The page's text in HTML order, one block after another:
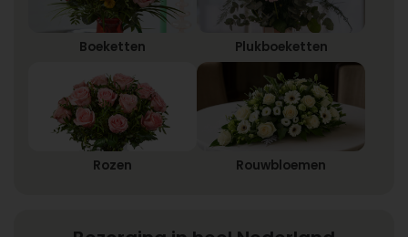
Boeketten Plukboeketten
Rozen Rouwbloemen